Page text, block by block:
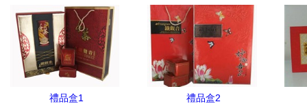
禮品盒1 禮品盒2